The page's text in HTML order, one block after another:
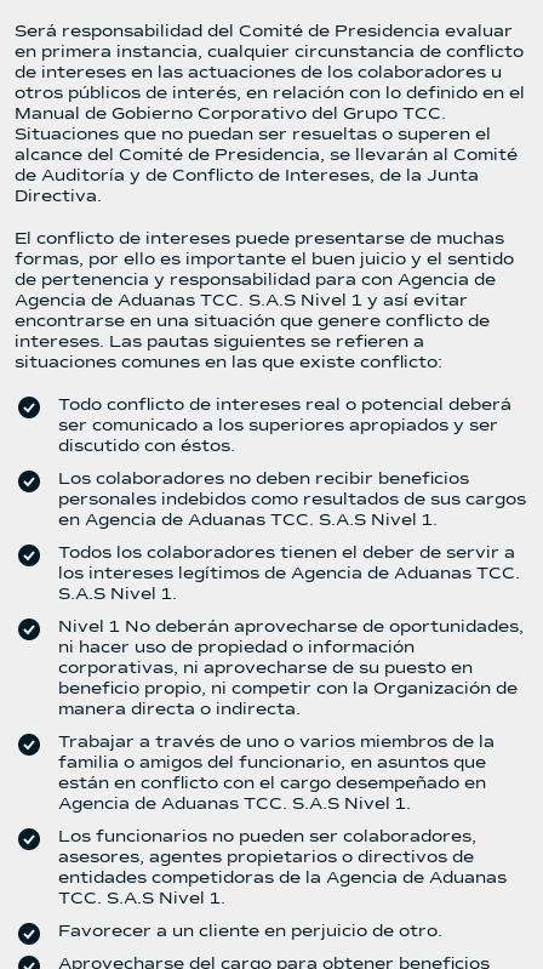
Será responsabilidad del Comité de Presidencia evaluar
en primera instancia, cualquier circunstancia de conflicto
de intereses en las actuaciones de los colaboradores u
otros públicos de interés, en relación con lo definido en el
Manual de Gobierno Corporativo del Grupo TCC.
Situaciones que no puedan ser resueltas o superen el
alcance del Comité de Presidencia, se llevarán al Comité
de Auditoría y de Conflicto de Intereses, de la Junta
Directiva.
El conflicto de intereses puede presentarse de muchas
formas, por ello es importante el buen juicio y el sentido
de pertenencia y responsabilidad para con Agencia de
Agencia de Aduanas TCC. S.A.S Nivel 1 y así evitar
encontrarse en una situación que genere conflicto de
intereses. Las pautas siguientes se refieren a
situaciones comunes en las que existe conflicto:
Todo conflicto de intereses real o potencial deberá
ser comunicado a los superiores apropiados y ser
discutido con éstos.
Los colaboradores no deben recibir beneficios
personales indebidos como resultados de sus cargos
en Agencia de Aduanas TCC. S.A.S Nivel 1.
Todos los colaboradores tienen el deber de servir a
los intereses legítimos de Agencia de Aduanas TCC.
S.A.S Nivel 1.
Nivel 1 No deberán aprovecharse de oportunidades,
ni hacer uso de propiedad o información
corporativas, ni aprovecharse de su puesto en
beneficio propio, ni competir con la Organización de
manera directa o indirecta.
Trabajar a través de uno o varios miembros de la
familia o amigos del funcionario, en asuntos que
están en conflicto con el cargo desempeñado en
Agencia de Aduanas TCC. S.A.S Nivel 1.
Los funcionarios no pueden ser colaboradores,
asesores, agentes propietarios o directivos de
entidades competidoras de la Agencia de Aduanas
TCC. S.A.S Nivel 1.
Favorecer a un cliente en perjuicio de otro.
Aprovecharse del cargo para obtener beneficios